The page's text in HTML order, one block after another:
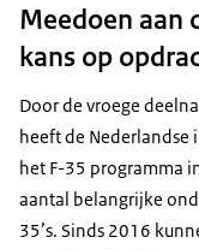
Meedoen aan
kans op
Door de vroege
heeft de Nederlandse
het F-35 programma
aantal belangrijke
35’s. Sinds 2016